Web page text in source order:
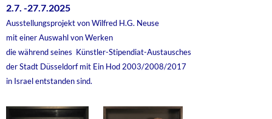
2.7. -27.7.2025
Ausstellungsprojekt von Wilfred H.G. Neuse
mit einer Auswahl von Werken
die während seines Künstler-Stipendiat-Austausches
der Stadt Düsseldorf mit Ein Hod 2003/2008/2017
in Israel entstanden sind.